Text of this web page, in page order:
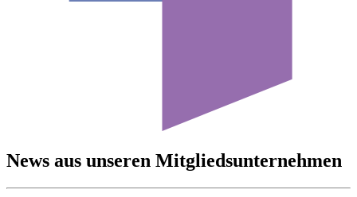
News aus unseren Mitgliedsunternehmen